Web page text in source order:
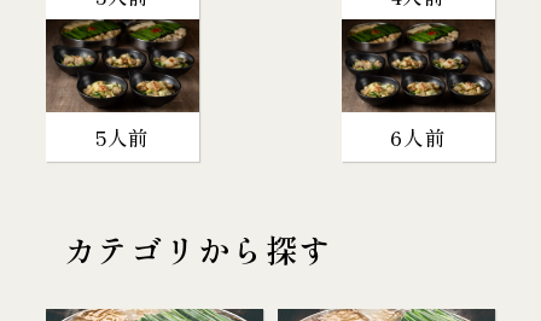
5人前 6人前
カテゴリから探す